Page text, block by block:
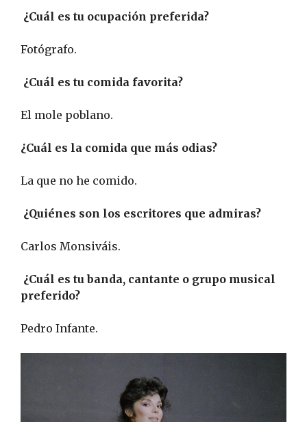
¿Cuál es tu ocupación preferida?
Fotógrafo.
¿Cuál es tu comida favorita?
El mole poblano.
¿Cuál es la comida que más odias?
La que no he comido.
¿Quiénes son los escritores que admiras?
Carlos Monsiváis.
¿Cuál es tu banda, cantante o grupo musical
preferido?
Pedro Infante.